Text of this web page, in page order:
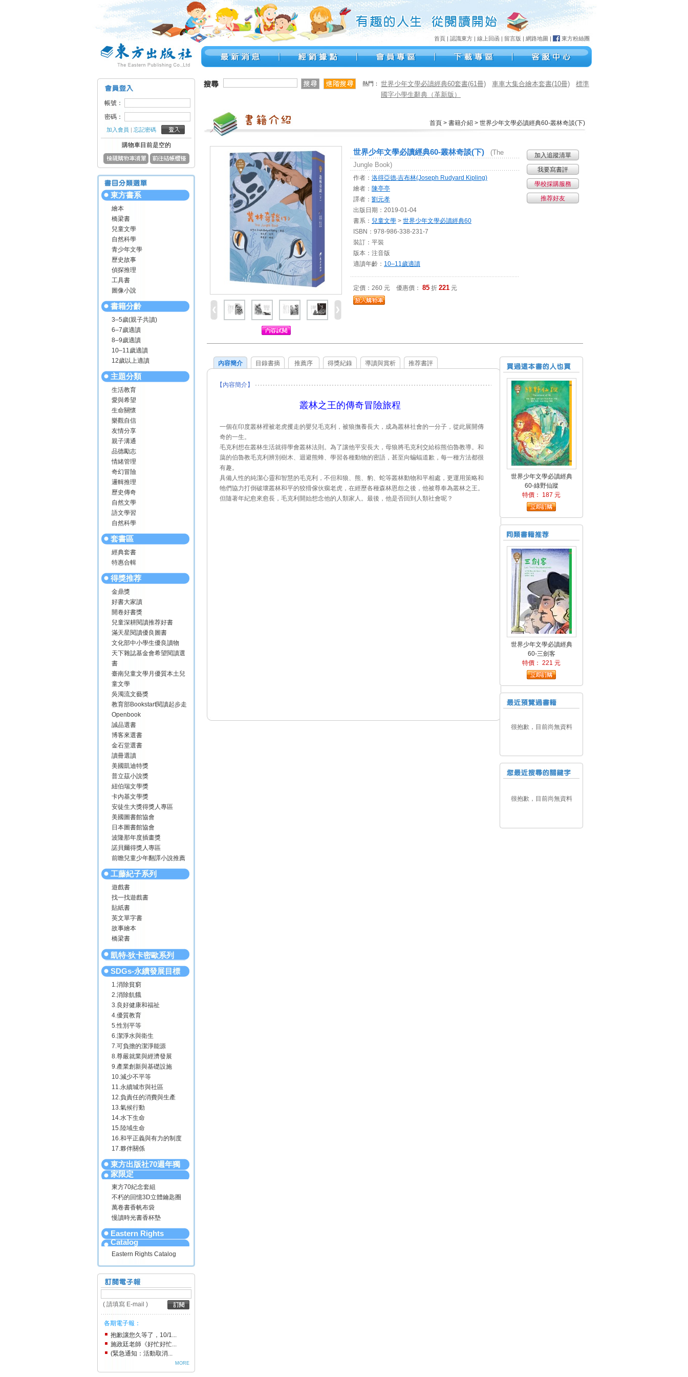
首頁 | 認識東方 | 線上回函 | 留言版 | 網路地圖 | 東方粉絲團
帳號：
密碼：
加入會員 | 忘記密碼
購物車目前是空的
東方書系
繪本
橋梁書
兒童文學
自然科學
青少年文學
歷史故事
偵探推理
工具書
圖像小說
書籍分齡
3–5歲(親子共讀)
6–7歲適讀
8–9歲適讀
10–11歲適讀
12歲以上適讀
主題分類
生活教育
愛與希望
生命關懷
樂觀自信
友情分享
親子溝通
品德勵志
情緒管理
奇幻冒險
邏輯推理
歷史傳奇
自然文學
語文學習
自然科學
套書區
經典套書
特惠合輯
得獎推荐
金鼎獎
好書大家讀
開卷好書獎
兒童深耕閱讀推荐好書
滿天星閱讀優良圖書
文化部中小學生優良讀物
天下雜誌基金會希望閱讀選
書
臺南兒童文學月優質本土兒
童文學
吳濁流文藝獎
教育部Bookstart閱讀起步走
Openbook
誠品選書
博客來選書
金石堂選書
讀冊選讀
美國凱迪特獎
普立茲小說獎
紐伯瑞文學獎
卡內基文學獎
安徒生大獎得獎人專區
美國圖書館協會
日本圖書館協會
波隆那年度插畫獎
諾貝爾得獎人專區
前瞻兒童少年翻譯小說推薦
工藤紀子系列
遊戲書
找一找遊戲書
貼紙書
英文單字書
故事繪本
橋梁書
凱特‧狄卡密歐系列
SDGs-永續發展目標
1.消除貧窮
2.消除飢餓
3.良好健康和福祉
4.優質教育
5.性別平等
6.潔淨水與衛生
7.可負擔的潔淨能源
8.尊嚴就業與經濟發展
9.產業創新與基礎設施
10.減少不平等
11.永續城市與社區
12.負責任的消費與生產
13.氣候行動
14.水下生命
15.陸域生命
16.和平正義與有力的制度
17.夥伴關係
東方出版社70週年獨
家限定
東方70紀念套組
不朽的回憶3D立體鑰匙圈
萬卷書香帆布袋
慢讀時光書香杯墊
Eastern Rights
Catalog
Eastern Rights Catalog
( 請填寫 E-mail )
各期電子報：
抱歉讓您久等了，10/1...
施政廷老師《好忙好忙...
(緊急通知：活動取消...
MORE
熱門： 世界少年文學必讀經典60套書(61冊) 車車大集合繪本套書(10冊)
標準
國字小學生辭典（革新版）
首頁 > 書籍介紹 > 世界少年文學必讀經典60-叢林奇談(下)
世界少年文學必讀經典60-叢林奇談(下)
(The
Jungle Book)
作者： 洛得亞德‧吉布林(Joseph Rudyard Kipling)
繪者： 陳亭亭
譯者： 劉元孝
出版日期：2019-01-04
書系： 兒童文學 > 世界少年文學必讀經典60
ISBN：978-986-338-231-7
裝訂：平裝
版本：注音版
適讀年齡： 10–11歲適讀
定價：260 元 優惠價： 85 折 221 元
內容簡介 目錄書摘 推薦序 得獎紀錄 導讀與賞析 推荐書評
【內容簡介】
叢林之王的傳奇冒險旅程
一個在印度叢林裡被老虎攫走的嬰兒毛克利，被狼撫養長大，成為叢林社會的一分子，從此展開傳
奇的一生。
毛克利想在叢林生活就得學會叢林法則。為了讓他平安長大，母狼將毛克利交給棕熊伯魯教導。和
藹的伯魯教毛克利辨別樹木、迴避熊蜂、學習各種動物的密語，甚至向蝙蝠道歉，每一種方法都很
有趣。
具備人性的純潔心靈和智慧的毛克利，不但和狼、熊、豹、蛇等叢林動物和平相處，更運用策略和
牠們協力打倒破壞叢林和平的狡猾傢伙瘸老虎，在經歷各種森林恩怨之後，他被尊奉為叢林之王。
但隨著年紀愈來愈長，毛克利開始想念他的人類家人。最後，他是否回到人類社會呢？
世界少年文學必讀經典
60-綠野仙蹤
特價： 187 元
世界少年文學必讀經典
60-三劍客
特價： 221 元
很抱歉，目前尚無資料
很抱歉，目前尚無資料